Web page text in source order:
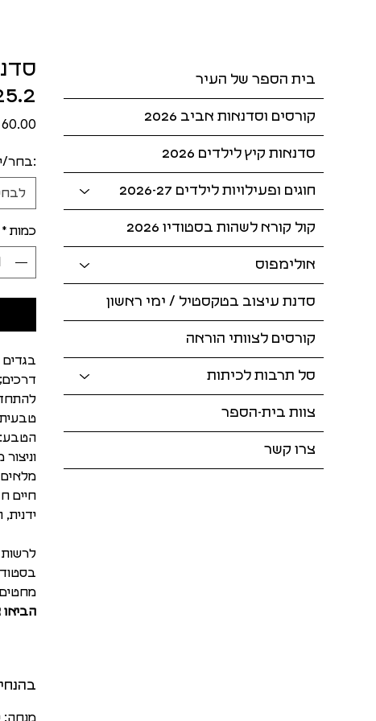
בית הספר של העיר
קורסים וסדנאות אביב 2026
סדנאות קיץ לילדים 2026
חוגים ופעילויות לילדים 2026-27
קול קורא לשהות בסטודיו 2026
אולימפוס
סדנת עיצוב בטקסטיל / ימי ראשון
קורסים לצוותי הוראה
סל תרבות לכיתות
צוות בית-הספר
צרו קשר
/ 18:30-21:00
‏60.00 ‏₪
:בחר/
כמות *
בגדים
מלאים
חיים
לרשות
מנחה: